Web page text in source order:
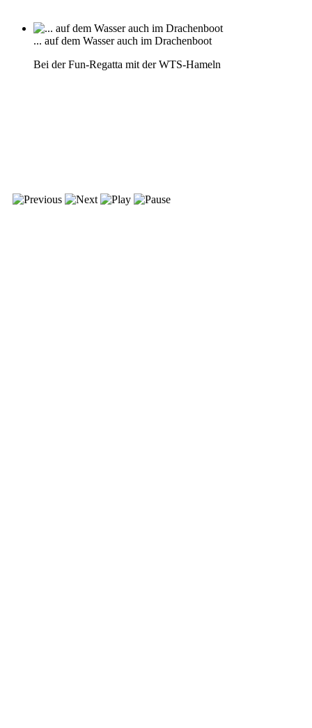
... auf dem Wasser auch im Drachenboot
Bei der Fun-Regatta mit der WTS-Hameln